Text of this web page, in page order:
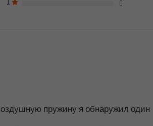
en bonne et due forme.
1
0
пружину я обнаружил один